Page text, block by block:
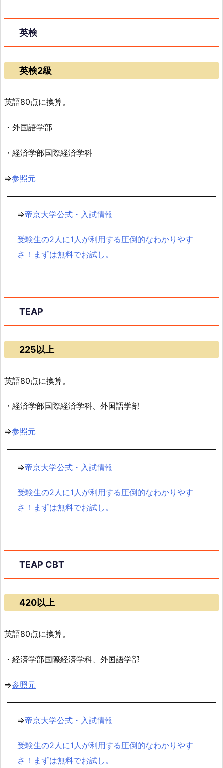
英検
英検2級
英語80点に換算。
・外国語学部
・経済学部国際経済学科
⇒参照元
⇒帝京大学公式・入試情報
受験生の2人に1人が利用する圧倒的なわかりやす
さ！まずは無料でお試し。
TEAP
225以上
英語80点に換算。
・経済学部国際経済学科、外国語学部
⇒参照元
⇒帝京大学公式・入試情報
受験生の2人に1人が利用する圧倒的なわかりやす
さ！まずは無料でお試し。
TEAP CBT
420以上
英語80点に換算。
・経済学部国際経済学科、外国語学部
⇒参照元
⇒帝京大学公式・入試情報
受験生の2人に1人が利用する圧倒的なわかりやす
さ！まずは無料でお試し。